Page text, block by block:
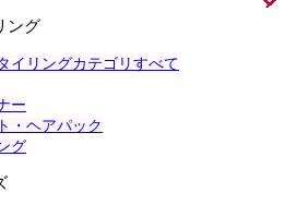
ング
イリングカテゴリすべて
ー
・ヘアパック
グ